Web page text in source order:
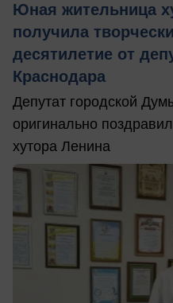
Юная жительница
получила
десятилетие от
Краснодара
Депутат городской
оригинально
хутора Ленина